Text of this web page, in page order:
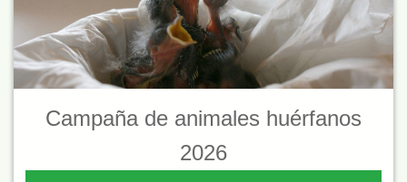
Campaña de animales huérfanos
2026